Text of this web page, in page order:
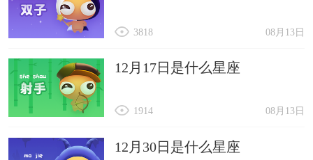
08月13日
3818
12月17日是什么星座
08月13日
1914
12月30日是什么星座